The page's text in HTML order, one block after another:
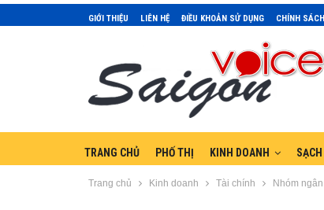
GIỚI THIỆU LIÊN HỆ ĐIỀU KHOẢN SỬ DỤNG CHÍNH
TRANG CHỦ PHỐ THỊ KINH DOANH
Trang chủ Kinh doanh Tài chính Nhóm